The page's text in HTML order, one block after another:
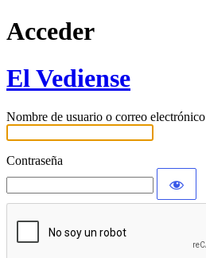
Acceder
El Vediense
Nombre de usuario o correo electrónico
Contraseña